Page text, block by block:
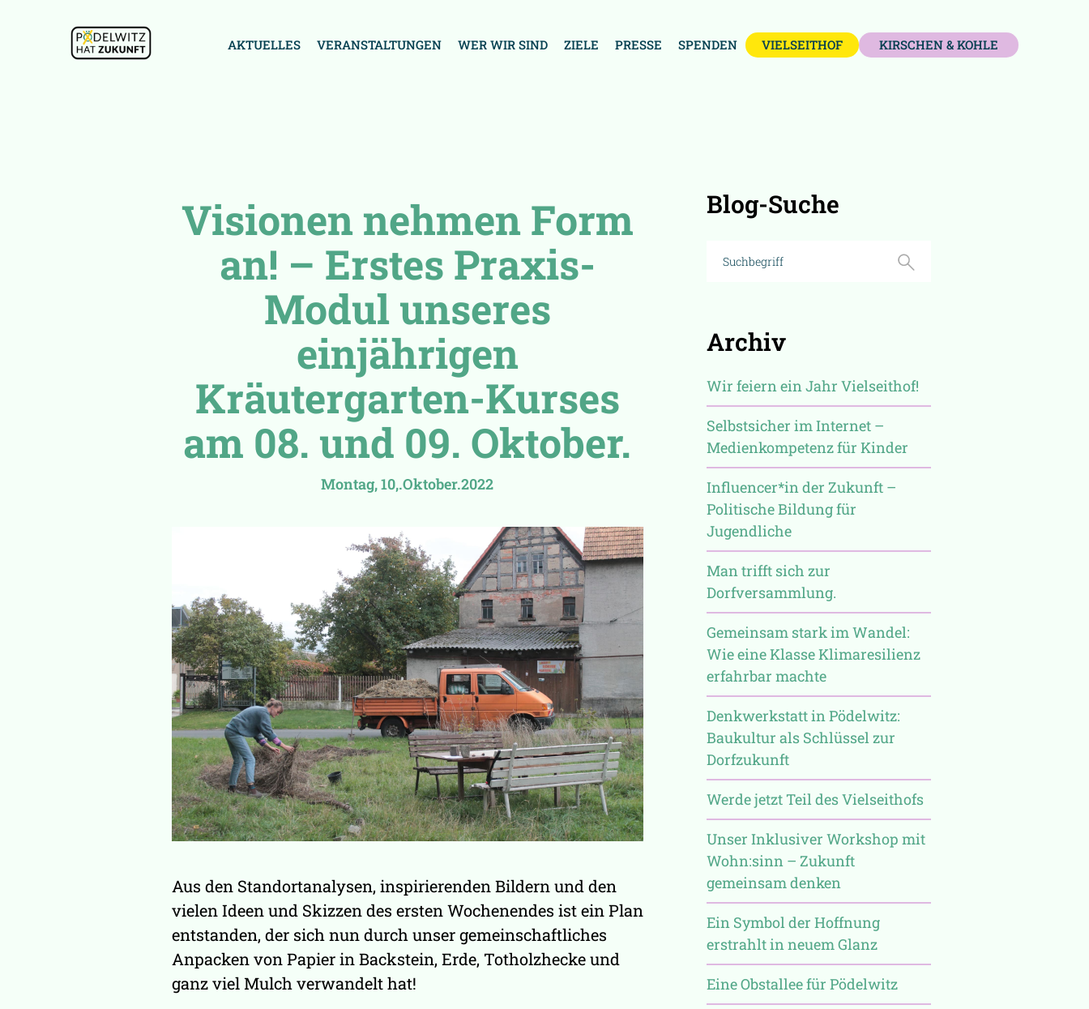
AKTUELLES VERANSTALTUNGEN WER WIR SIND ZIELE PRESSE SPENDEN VIELSEITHOF KIRSCHEN & KOHLE
Visionen nehmen Form
an! – Erstes Praxis-
Modul unseres
einjährigen
Kräutergarten-Kurses
am 08. und 09. Oktober.
Montag, 10,.Oktober.2022
Aus den Standortanalysen, inspirierenden Bildern und den
vielen Ideen und Skizzen des ersten Wochenendes ist ein Plan
entstanden, der sich nun durch unser gemeinschaftliches
Anpacken von Papier in Backstein, Erde, Totholzhecke und
ganz viel Mulch verwandelt hat!
Blog-Suche
Archiv
Wir feiern ein Jahr Vielseithof!
Selbstsicher im Internet –
Medienkompetenz für Kinder
Influencer*in der Zukunft –
Politische Bildung für
Jugendliche
Man trifft sich zur
Dorfversammlung.
Gemeinsam stark im Wandel:
Wie eine Klasse Klimaresilienz
erfahrbar machte
Denkwerkstatt in Pödelwitz:
Baukultur als Schlüssel zur
Dorfzukunft
Werde jetzt Teil des Vielseithofs
Unser Inklusiver Workshop mit
Wohn:sinn – Zukunft
gemeinsam denken
Ein Symbol der Hoffnung
erstrahlt in neuem Glanz
Eine Obstallee für Pödelwitz